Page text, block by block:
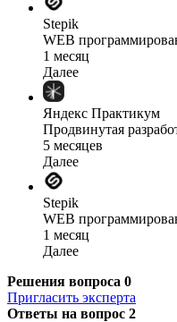
Stepik
WEB
1 месяц
Далее
Яндекс Практикум
Продвинутая
5 месяцев
Далее
Stepik
WEB
1 месяц
Далее
Решения вопроса 0
Пригласить эксперта
Ответы на вопрос 2